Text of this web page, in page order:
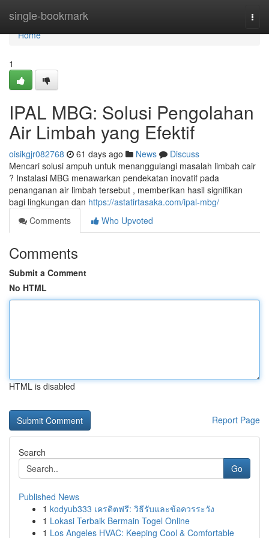
single-bookmark
Home
Home
1
IPAL MBG: Solusi Pengolahan
Air Limbah yang Efektif
oisikgjr082768 61 days ago News
Discuss
Mencari solusi ampuh untuk menanggulangi masalah limbah cair
? Instalasi MBG menawarkan pendekatan inovatif pada
penanganan air limbah tersebut , memberikan hasil signifikan
bagi lingkungan dan https://astatirtasaka.com/ipal-mbg/
Comments
Who Upvoted
Comments
Submit a Comment
No HTML
HTML is disabled
Report Page
Search
Go
Published News
1 kodyub333 เครดิตฟรี: วิธีรับและข้อควรระวัง
1 Lokasi Terbaik Bermain Togel Online
1 Los Angeles HVAC: Keeping Cool & Comfortable